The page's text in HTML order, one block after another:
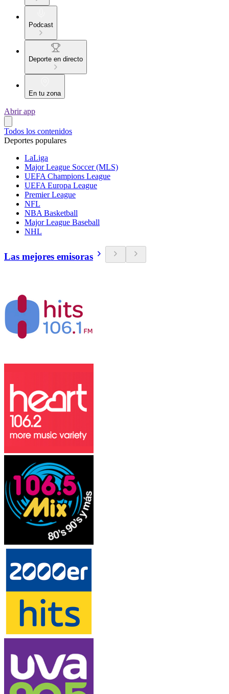
Podcast
Deporte en directo
En tu zona
Abrir app
Todos los contenidos
Deportes populares
LaLiga
Major League Soccer (MLS)
UEFA Champions League
UEFA Europa League
Premier League
NFL
NBA Basketball
Major League Baseball
NHL
Las mejores emisoras